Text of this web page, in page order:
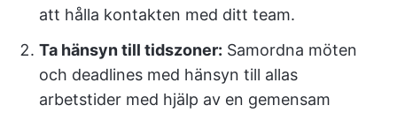
att hålla kontakten med ditt team.
Ta hänsyn till tidszoner: Samordna möten
och deadlines med hänsyn till allas
arbetstider med hjälp av en gemensam